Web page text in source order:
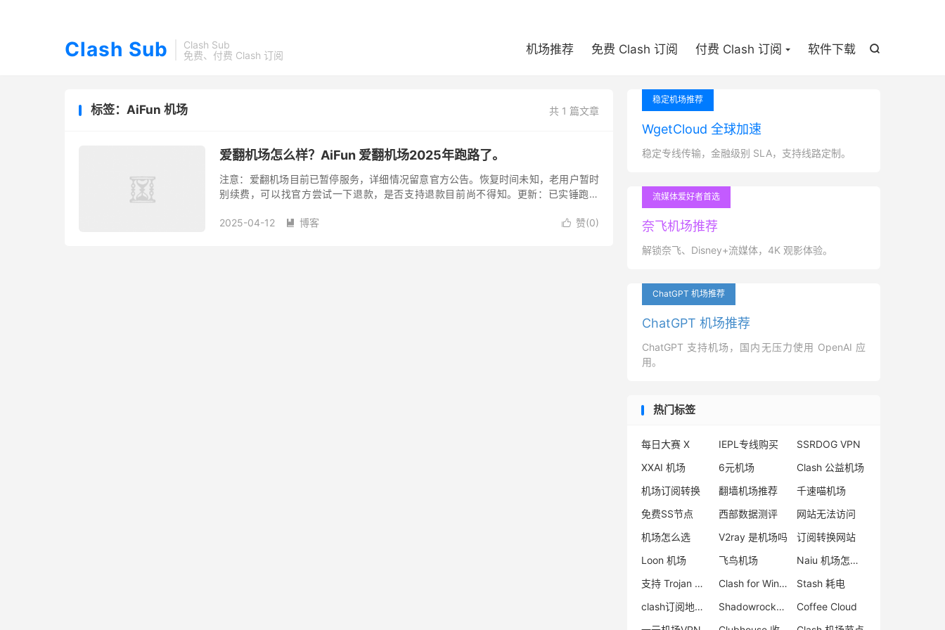
Clash Sub
Clash Sub
免费、付费 Clash 订阅

机场推荐 免费 Clash 订阅 付费 Clash 订阅 软件下载
共 1 篇文章
标签：AiFun 机场
爱翻机场怎么样？AiFun 爱翻机场2025年跑路了。
注意：爱翻机场目前已暂停服务，详细情况留意官方公告。恢复时间未知，老用户暂时
别续费，可以找官方尝试一下退款，是否支持退款目前尚不得知。更新：已实锤跑路
厚...
 赞(0)
2025-04-12  博客
稳定机场推荐
WgetCloud 全球加速
稳定专线传输，金融级别 SLA，支持线路定制。
流媒体爱好者首选
奈飞机场推荐
解锁奈飞、Disney+流媒体，4K 观影体验。
ChatGPT 机场推荐
ChatGPT 机场推荐
ChatGPT 支持机场，国内无压力使用 OpenAI 应
用。
热门标签
每日大赛 X IEPL专线购买
SSRDOG VPN
XXAI 机场
6元机场
Clash 公益机场
机场订阅转换
翻墙机场推荐
千速喵机场
免费SS节点
西部数据测评
网站无法访问
机场怎么选
V2ray 是机场吗
订阅转换网站
Loon 机场
飞鸟机场
Naiu 机场怎么样
支持 Trojan 的机场推荐
Clash for Windows 删库
Stash 耗电
clash订阅地址自助获取
Shadowrocket 订阅
Coffee Cloud